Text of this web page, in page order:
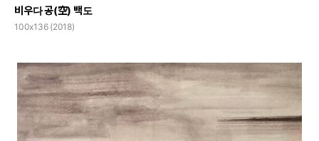
비우다 공(空) 백도
100x136 (2018)